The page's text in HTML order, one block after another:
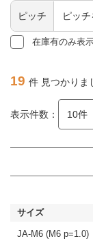
ピッチ
在庫有のみ表
19 件 見つかりま
表示件数：
JA-M6 (M6 p=1.0)